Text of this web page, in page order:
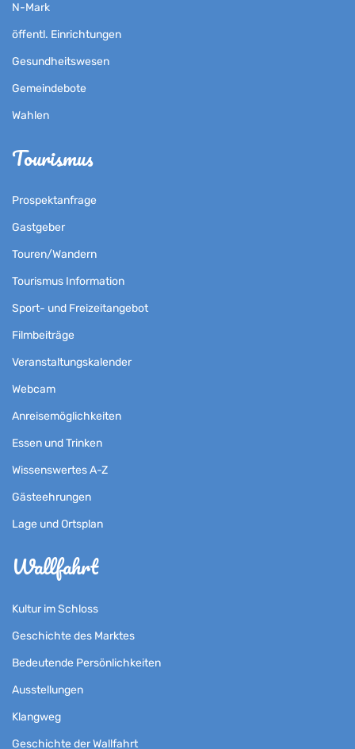
N-Mark
öffentl. Einrichtungen
Gesundheitswesen
Gemeindebote
Wahlen
Tourismus
Prospektanfrage
Gastgeber
Touren/Wandern
Tourismus Information
Sport- und Freizeitangebot
Filmbeiträge
Veranstaltungskalender
Webcam
Anreisemöglichkeiten
Essen und Trinken
Wissenswertes A-Z
Gästeehrungen
Lage und Ortsplan
Wallfahrt
Kultur im Schloss
Geschichte des Marktes
Bedeutende Persönlichkeiten
Ausstellungen
Klangweg
Geschichte der Wallfahrt